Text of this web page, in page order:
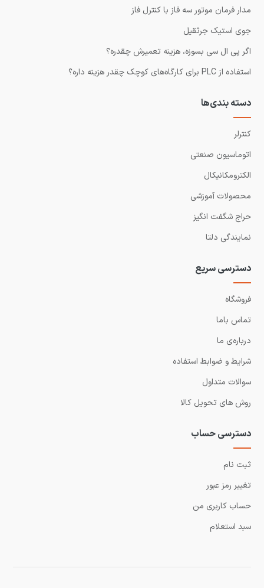
مدار فرمان موتور سه فاز با کنترل فاز
جوی استیک جرثقیل
اگر پی ال سی بسوزه، هزینه تعمیرش چقدره؟
استفاده از PLC برای کارگاه‌های کوچک چقدر هزینه داره؟
دسته بندی‌ها
کنترلر
اتوماسیون صنعتی
الکترومکانیکال
محصولات آموزشی
حراج شگفت انگیز
نمایندگی دلتا
دسترسی سریع
فروشگاه
تماس باما
درباره‌ی ما
شرایط و ضوابط استفاده
سوالات متداول
روش های تحویل کالا
دسترسی حساب
ثبت نام
تغییر رمز عبور
حساب کاربری من
سبد استعلام